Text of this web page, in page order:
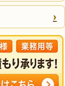
›